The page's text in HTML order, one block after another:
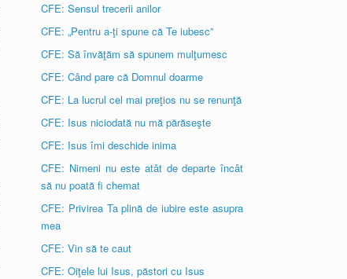
CFE: Sensul trecerii anilor
CFE: „Pentru a-ţi spune că Te iubesc”
CFE: Să învăţăm să spunem mulţumesc
CFE: Când pare că Domnul doarme
CFE: La lucrul cel mai preţios nu se renunţă
CFE: Isus niciodată nu mă părăseşte
CFE: Isus îmi deschide inima
CFE: Nimeni nu este atât de departe încât
să nu poată fi chemat
CFE: Privirea Ta plină de iubire este asupra
mea
CFE: Vin să te caut
CFE: Oiţele lui Isus, păstori cu Isus